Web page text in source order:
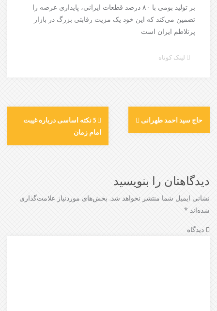
بر تولید بومی با ۸۰ درصد قطعات ایرانی، پایداری عرضه را
تضمین می‌کند که این خود یک مزیت رقابتی بزرگ در بازار
پرتلاطم ایران است
لینک کوتاه
5 نکته اساسی درباره غیبت
امام زمان
حاج سید احمد طهرانی
دیدگاهتان را بنویسید
نشانی ایمیل شما منتشر نخواهد شد. بخش‌های موردنیاز علامت‌گذاری
شده‌اند *
دیدگاه